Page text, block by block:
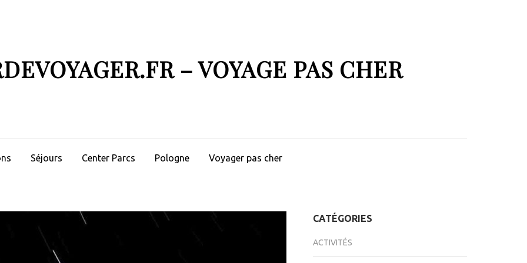
– VOYAGE PAS CHER
Séjours Center Parcs Pologne Voyager pas cher
CATÉGORIES
ACTIVITÉS